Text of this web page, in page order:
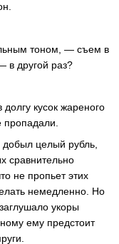
тоном, — съем в
в другой раз?
кусок жареного
пропадали.
добыл целый рубль,
сравнительно
не пропьет этих
немедленно. Но
укоры
ему предстоит